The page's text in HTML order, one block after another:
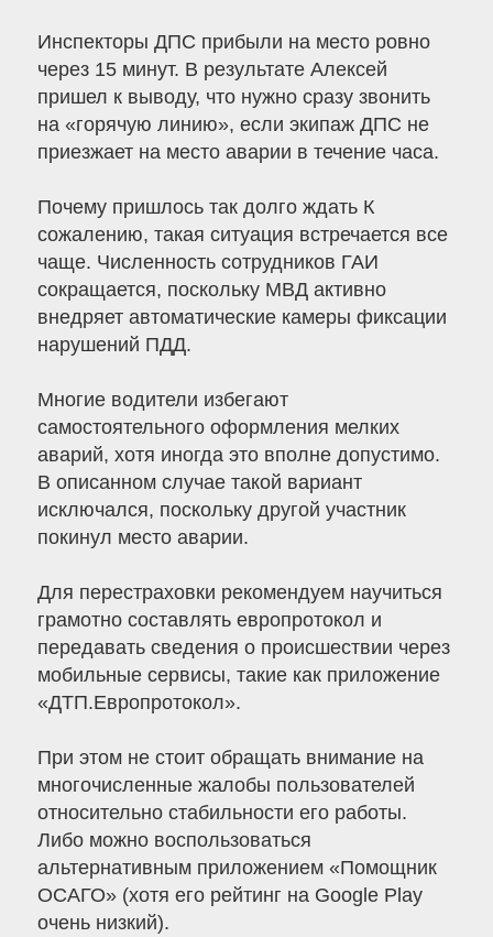
Инспекторы ДПС прибыли на место ровно
через 15 минут. В результате Алексей
пришел к выводу, что нужно сразу звонить
на «горячую линию», если экипаж ДПС не
приезжает на место аварии в течение часа.
Почему пришлось так долго ждать К
сожалению, такая ситуация встречается все
чаще. Численность сотрудников ГАИ
сокращается, поскольку МВД активно
внедряет автоматические камеры фиксации
нарушений ПДД.
Многие водители избегают
самостоятельного оформления мелких
аварий, хотя иногда это вполне допустимо.
В описанном случае такой вариант
исключался, поскольку другой участник
покинул место аварии.
Для перестраховки рекомендуем научиться
грамотно составлять европротокол и
передавать сведения о происшествии через
мобильные сервисы, такие как приложение
«ДТП.Европротокол».
При этом не стоит обращать внимание на
многочисленные жалобы пользователей
относительно стабильности его работы.
Либо можно воспользоваться
альтернативным приложением «Помощник
ОСАГО» (хотя его рейтинг на Google Play
очень низкий).